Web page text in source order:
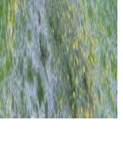
Önerileri
önlemleri ve doğru
evcil hayvan